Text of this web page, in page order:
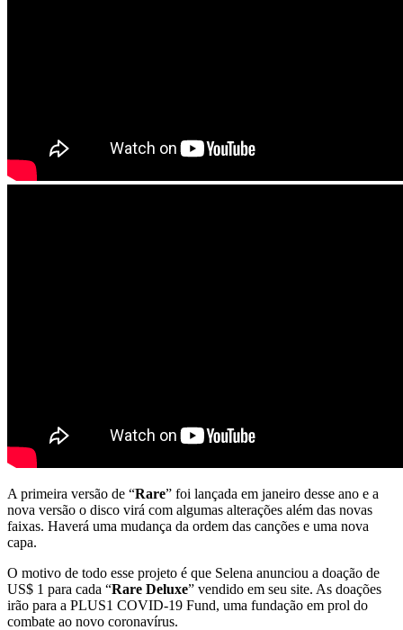
A primeira versão de “Rare” foi lançada em janeiro desse ano e a
nova versão o disco virá com algumas alterações além das novas
faixas. Haverá uma mudança da ordem das canções e uma nova
capa.
O motivo de todo esse projeto é que Selena anunciou a doação de
US$ 1 para cada “Rare Deluxe” vendido em seu site. As doações
irão para a PLUS1 COVID-19 Fund, uma fundação em prol do
combate ao novo coronavírus.